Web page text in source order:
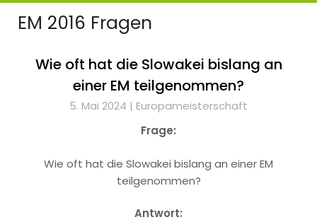
EM 2016 Fragen
Wie oft hat die Slowakei bislang an
einer EM teilgenommen?
5. Mai 2024 | Europameisterschaft
Frage:
Wie oft hat die Slowakei bislang an einer EM
teilgenommen?
Antwort: